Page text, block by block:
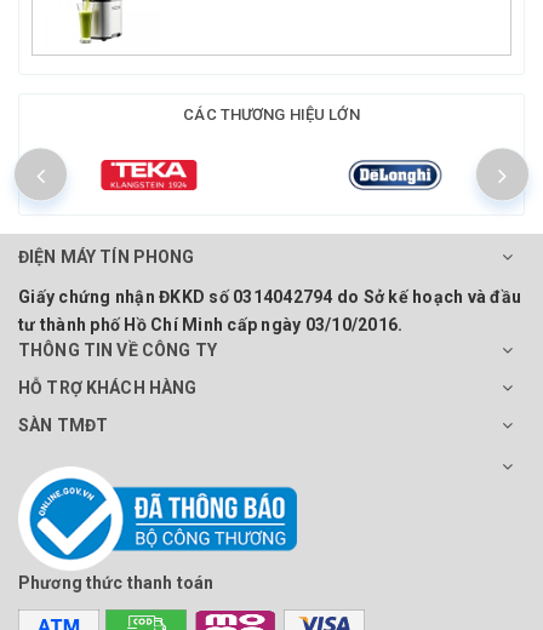
CÁC THƯƠNG HIỆU LỚN
ĐIỆN MÁY TÍN PHONG
Giấy chứng nhận ĐKKD số 0314042794 do Sở kế hoạch và đầu
tư thành phố Hồ Chí Minh cấp ngày 03/10/2016.
THÔNG TIN VỀ CÔNG TY
HỖ TRỢ KHÁCH HÀNG
SÀN TMĐT
Phương thức thanh toán